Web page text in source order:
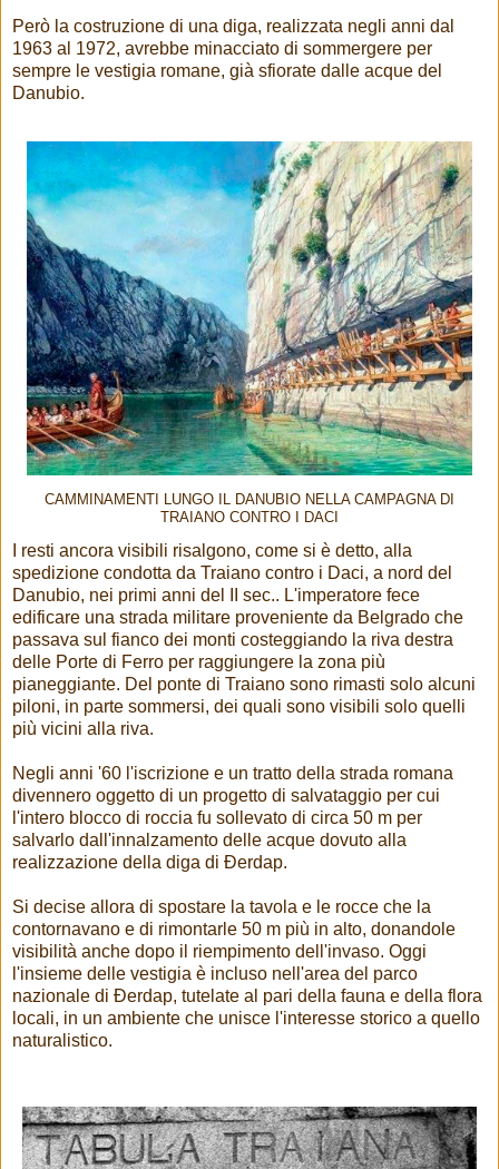
Però la costruzione di una diga, realizzata negli anni dal
1963 al 1972, avrebbe minacciato di sommergere per
sempre le vestigia romane, già sfiorate dalle acque del
Danubio.
CAMMINAMENTI LUNGO IL DANUBIO NELLA CAMPAGNA DI
TRAIANO CONTRO I DACI
I resti ancora visibili risalgono, come si è detto, alla
spedizione condotta da Traiano contro i Daci, a nord del
Danubio, nei primi anni del II sec.. L'imperatore fece
edificare una strada militare proveniente da Belgrado che
passava sul fianco dei monti costeggiando la riva destra
delle Porte di Ferro per raggiungere la zona più
pianeggiante. Del ponte di Traiano sono rimasti solo alcuni
piloni, in parte sommersi, dei quali sono visibili solo quelli
più vicini alla riva.
Negli anni '60 l'iscrizione e un tratto della strada romana
divennero oggetto di un progetto di salvataggio per cui
l'intero blocco di roccia fu sollevato di circa 50 m per
salvarlo dall'innalzamento delle acque dovuto alla
realizzazione della diga di Đerdap.
Si decise allora di spostare la tavola e le rocce che la
contornavano e di rimontarle 50 m più in alto, donandole
visibilità anche dopo il riempimento dell'invaso. Oggi
l'insieme delle vestigia è incluso nell'area del parco
nazionale di Đerdap, tutelate al pari della fauna e della flora
locali, in un ambiente che unisce l'interesse storico a quello
naturalistico.